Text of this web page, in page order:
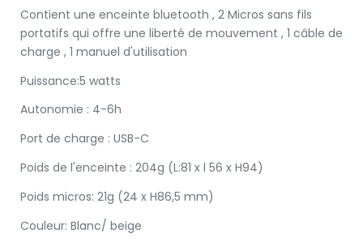
Contient une enceinte bluetooth , 2 Micros sans fils
portatifs qui offre une liberté de mouvement , 1 câble de
charge , 1 manuel d'utilisation
Puissance:5 watts
Autonomie : 4-6h
Port de charge : USB-C
Poids de l'enceinte : 204g (L:81 x l 56 x H94)
Poids micros: 21g (24 x H86,5 mm)
Couleur: Blanc/ beige